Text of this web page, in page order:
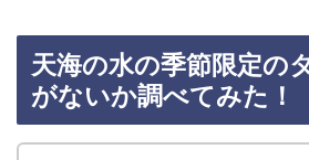
天海の水の季節限定の
がないか調べてみた！